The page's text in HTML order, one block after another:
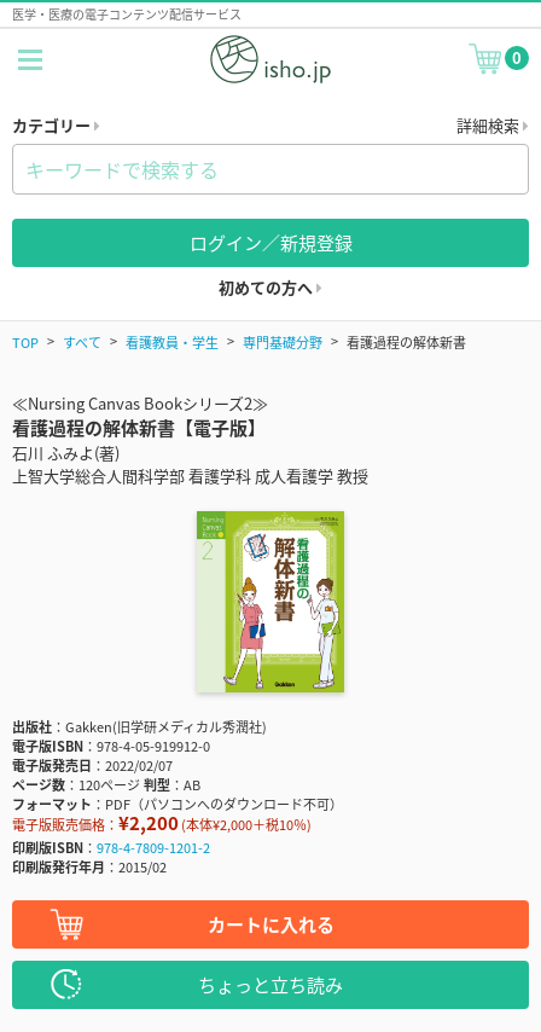
医学・医療の電子コンテンツ配信サービス
0
カテゴリー 詳細検索
ログイン／新規登録
初めての方へ
TOP すべて 看護教員・学生 専門基礎分野 看護過程の解体新書
≪Nursing Canvas Bookシリーズ2≫
看護過程の解体新書【電子版】
石川 ふみよ(著)
上智大学総合人間科学部 看護学科 成人看護学 教授
出版社
Gakken(旧学研メディカル秀潤社)
電子版ISBN
978-4-05-919912-0
電子版発売日
2022/02/07
ページ数
120ページ判型
AB
フォーマット
PDF（パソコンへのダウンロード不可）
電子版販売価格： ¥2,200(本体¥2,000＋税10％)
印刷版ISBN
978-4-7809-1201-2
印刷版発行年月
2015/02
カートに入れる
ちょっと立ち読み